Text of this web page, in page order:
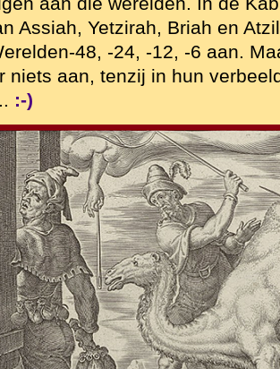
Assiah, Yetzirah, Briah en
48, -24, -12, -6 aan.
niets aan, tenzij in hun
:-)